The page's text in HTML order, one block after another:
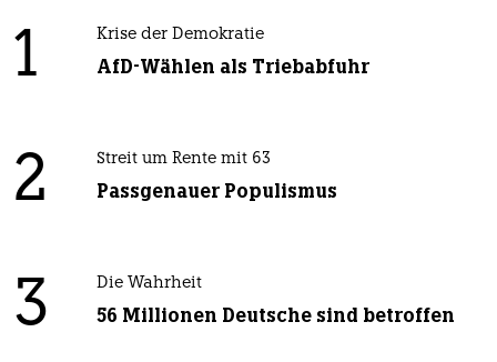
1 Krise der Demokratie
AfD-Wählen als Triebabfuhr
2 Streit um Rente mit 63
Passgenauer Populismus
3 Die Wahrheit
56 Millionen Deutsche sind betroffen